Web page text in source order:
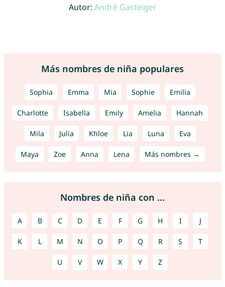
Autor: André Gasteiger
Más nombres de niña populares
Sophia Emma Mia Sophie Emilia
Charlotte Isabella Emily Amelia Hannah
Mila Julia Khloe Lia Luna Eva
Maya Zoe Anna Lena Más nombres →
Nombres de niña con ...
A B C D E F G H I J
K L M N O P Q R S T
U V W X Y Z